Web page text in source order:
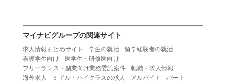
１.利用者は、本サービスを利用する上で次の各号に定める
とします。
（１）重複、虚偽の情報、または自己以外の情報を登録す
マイナビグループの関連サイト
求人情報まとめサイト 学生の就活
留学経験者の就活
看護学生向け
医学生・研修医向け
フリーランス・副業向け業務委託案件
転職・求人情報
海外求人
ミドル・ハイクラスの求人 アルバイト
パート